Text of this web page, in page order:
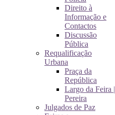
Direito à
Informação e
Contactos
Discussão
Pública
Requalificação
Urbana
Praça da
República
Largo da Feira |
Pereira
Julgados de Paz